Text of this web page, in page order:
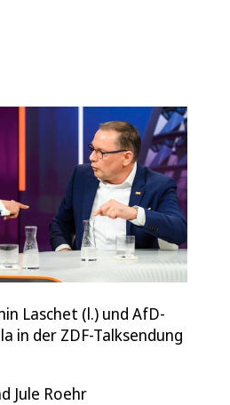
Laschet (l.) und AfD-
in der ZDF-Talksendung
Jule Roehr